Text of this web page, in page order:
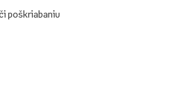
poškriabaniu